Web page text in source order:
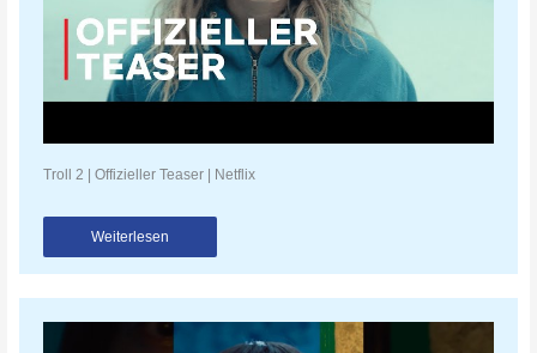
Troll 2 | Offizieller Teaser | Netflix
Weiterlesen